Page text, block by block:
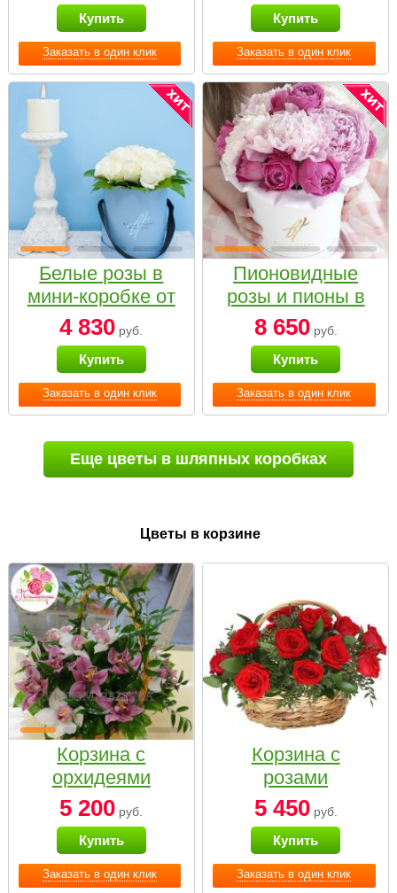
Заказать в один клик
Купить
Заказать в один клик
Купить
Заказать в один клик
Белые розы в
мини-коробке от
Bella Fiori
4 830 руб.
Купить
Заказать в один клик
Пионовидные
розы и пионы в
белой коробке
Small
8 650руб.
Купить
Еще цветы в шляпных коробках
Цветы в корзине
Заказать в один клик
Корзина с
орхидеями
малая
5 200 руб.
Купить
Заказать в один клик
Корзина с
розами
«Красный
Париж»
5 450руб.
Купить